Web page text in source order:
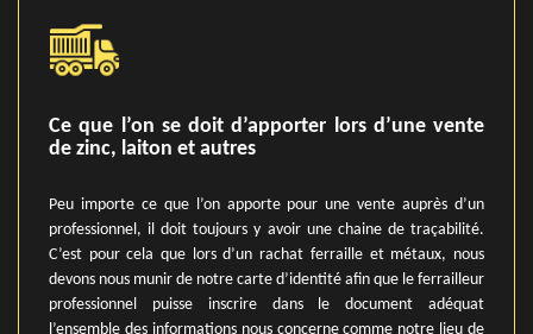
Ce que l’on se doit d’apporter lors d’une vente
de zinc, laiton et autres
Peu importe ce que l’on apporte pour une vente auprès d’un
professionnel, il doit toujours y avoir une chaine de traçabilité.
C’est pour cela que lors d’un rachat ferraille et métaux, nous
devons nous munir de notre carte d’identité afin que le ferrailleur
professionnel puisse inscrire dans le document adéquat
l’ensemble des informations nous concerne comme notre lieu de